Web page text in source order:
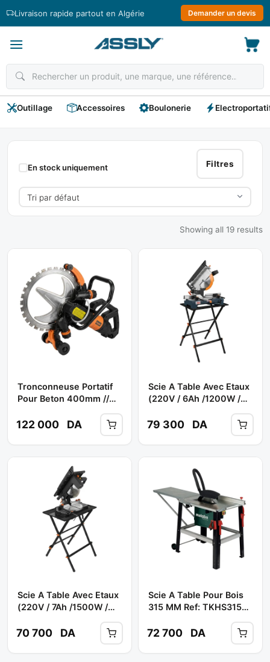
Livraison rapide partout en Algérie Demander un devis
Outillage Accessoires Boulonerie
Tronçonneuse
Table
Filtres
En stock uniquement
Showing all 19 results
Tronconneuse Portatif
Pour Beton 400mm //
KZUBR
122 000 DA
Scie A Table Avec Etaux
(220V / 6Ah /1200W /
T87 ** FELISATTI
79 300 DA
Scie A Table Avec Etaux
(220V / 7Ah /1500W /
Disq. 250 Mm Z60) Réf:
T777 ** FELISATTI
70 700 DA
Scie A Table Pour Bois
315 MM Ref: TKHS315
72 700 DA